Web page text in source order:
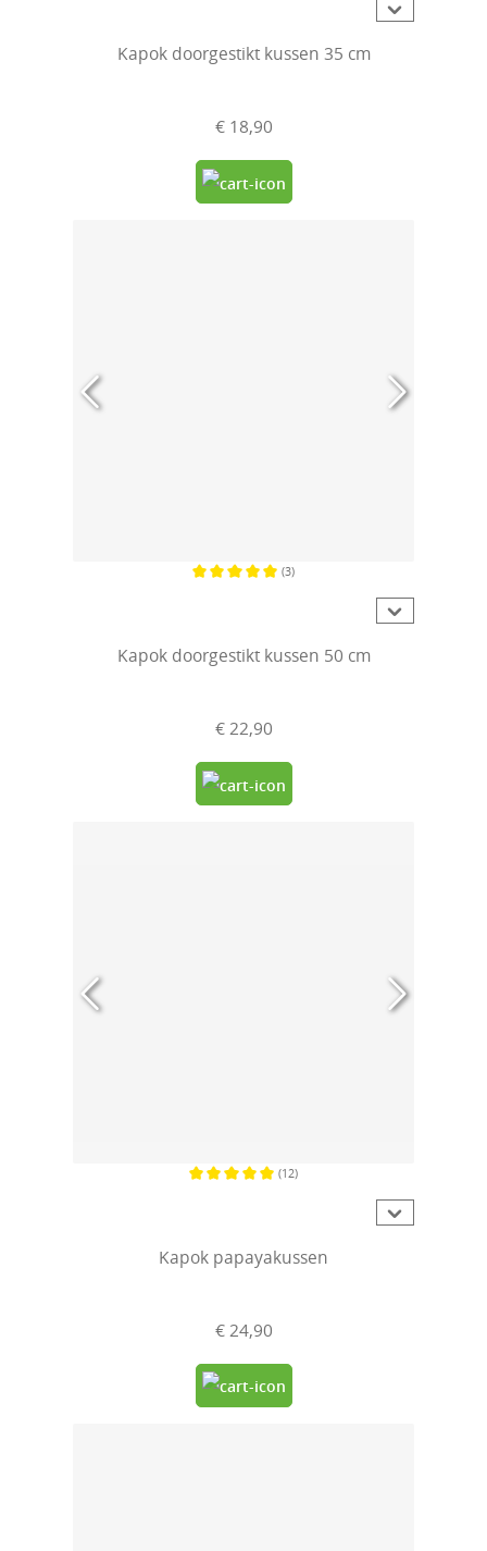
Kapok doorgestikt kussen 35 cm
€ 18,90
(3)
Kapok doorgestikt kussen 50 cm
€ 22,90
(12)
Kapok papayakussen
€ 24,90